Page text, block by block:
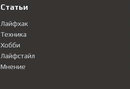
Статьи
Лайфхак
Техника
Хобби
Лайфстайл
Мнение